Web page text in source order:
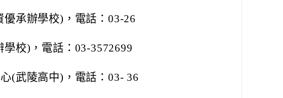
優承辦學校)，電話：03-26
校)，電話：03-3572699
(武陵高中)，電話：03- 36